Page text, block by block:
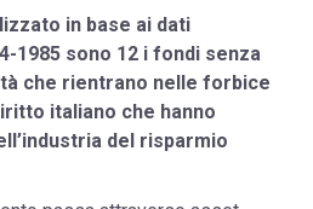
in base ai dati
1985 sono 12 i fondi senza
che rientrano nelle forbice
italiano che hanno
del risparmio